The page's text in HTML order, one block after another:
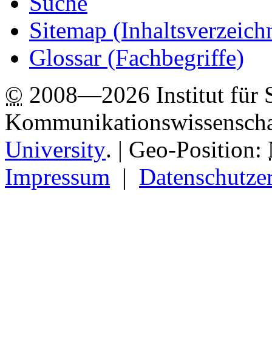
Sitemap
Glossar (Fachbegriffe)
© 2008—2026 Institut für
University. | Geo-Position:
Impressum |